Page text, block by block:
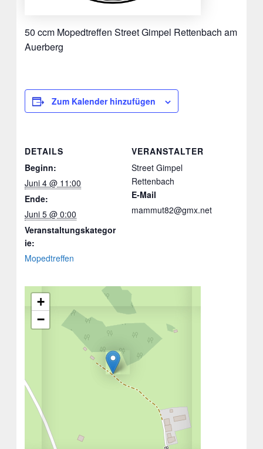
50 ccm Mopedtreffen Street Gimpel Rettenbach am
Auerberg
Zum Kalender hinzufügen
DETAILS
Beginn:
Juni 4 @ 11:00
Ende:
Juni 5 @ 0:00
Veranstaltungskategor
ie:
Mopedtreffen
VERANSTALTER
Street Gimpel
Rettenbach
E-Mail
mammut82@gmx.net
+
−